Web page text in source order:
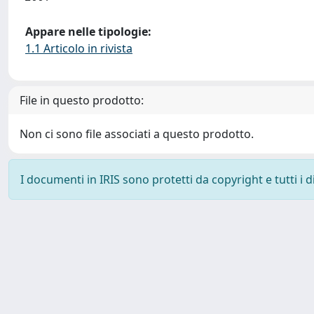
Appare nelle tipologie:
1.1 Articolo in rivista
File in questo prodotto:
Non ci sono file associati a questo prodotto.
I documenti in IRIS sono protetti da copyright e tutti i